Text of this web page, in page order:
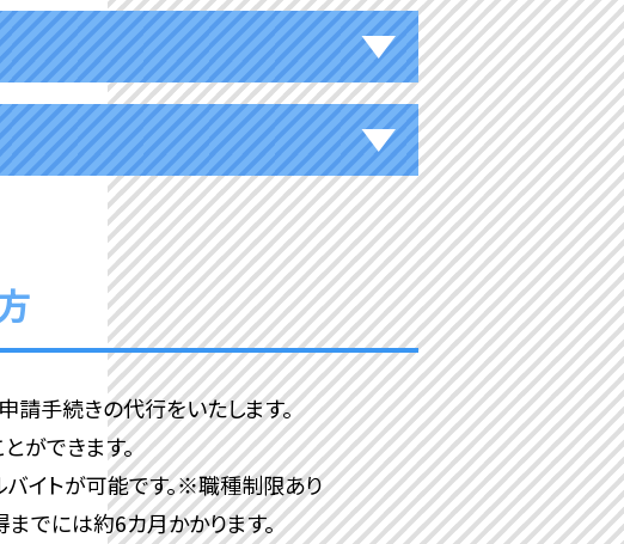
留学ビザ」が必要です。
が可能です。
月）です。
す。お早めに当校にお問合せください。
平井寮 錦糸町寮
請手続きの代行をいたします。
ができます。
イトが可能です。※職種制限あり
でには約6カ月かかります。